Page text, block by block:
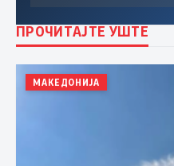
ПРОЧИТАЈТЕ УШТЕ
МАКЕДОНИЈА